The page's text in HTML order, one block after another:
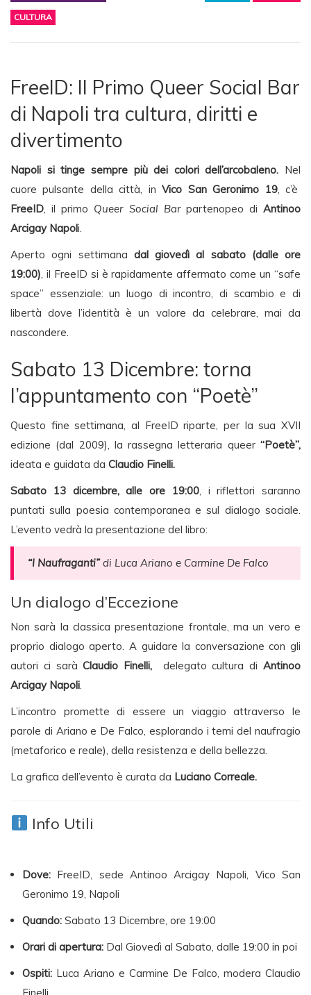
CULTURA
FreeID: Il Primo Queer Social Bar
di Napoli tra cultura, diritti e
divertimento
Napoli si tinge sempre più dei colori dell’arcobaleno. Nel
cuore pulsante della città, inVico San Geronimo 19, c’è
FreeID , il primo Queer Social Barpartenopeo di Antinoo
Arcigay Napoli.
Aperto ogni settimana dal giovedì al sabato (dalle ore
19:00) , il FreeID si è rapidamente affermato come un “safe
space” essenziale: un luogo di incontro, di scambio e di
libertà dove l’identità è un valore da celebrare, mai da
nascondere.
Sabato 13 Dicembre: torna
l’appuntamento con “Poetè”
Questo fine settimana, al FreeID riparte, per la sua XVII
edizione (dal 2009), la rassegna letteraria queer “Poetè”,
ideata e guidata da Claudio Finelli.
Sabato 13 dicembre, alle ore 19:00, i riflettori saranno
puntati sulla poesia contemporanea e sul dialogo sociale.
L’evento vedrà la presentazione del libro:
“I Naufraganti” di Luca Ariano e Carmine De Falco
Un dialogo d’Eccezione
Non sarà la classica presentazione frontale, ma un vero e
proprio dialogo aperto. A guidare la conversazione con gli
autori ci saràClaudio Finelli, delegato cultura diAntinoo
Arcigay Napoli
L’incontro promette di essere un viaggio attraverso le
parole di Ariano e De Falco, esplorando i temi del naufragio
(metaforico e reale), della resistenza e della bellezza.
La grafica dell’evento è curata da Luciano Correale.
Info Utili
Dove: FreeID, sede Antinoo Arcigay Napoli, Vico San
Geronimo 19, Napoli
Quando: Sabato 13 Dicembre, ore 19:00
Orari di apertura: Dal Giovedì al Sabato, dalle 19:00 in poi
Ospiti: Luca Ariano e Carmine De Falco, modera Claudio